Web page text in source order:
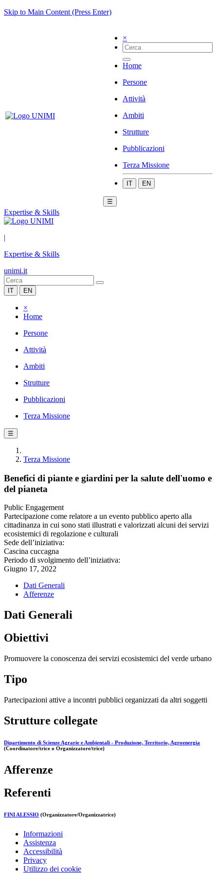
Skip to Main Content (Press Enter)
×
Home
Persone
Attività
Ambiti
Strutture
Pubblicazioni
Terza Missione
IT EN
☰
Expertise & Skills
|
Expertise & Skills
unimi.it
IT EN
×
Home
Persone
Attività
Ambiti
Strutture
Pubblicazioni
Terza Missione
☰
Terza Missione
Benefici di piante e giardini per la salute dell'uomo e
del pianeta
Public Engagement
Partecipazione come relatore a un evento pubblico aperto alla
cittadinanza in cui sono stati illustrati e valorizzati alcuni dei servizi
ecosistemici di regolazione e culturali
Sede dell’iniziativa:
Cascina cuccagna
Periodo di svolgimento dell’iniziativa:
Giugno 17, 2022
Dati Generali
Afferenze
Dati Generali
Obiettivi
Promuovere la conoscenza dei servizi ecosistemici del verde urbano
Tipo
Partecipazioni attive a incontri pubblici organizzati da altri soggetti
Strutture collegate
Dipartimento di Scienze Agrarie e Ambientali - Produzione, Territorio, Agroenergia
(Coordinatore/trice o Organizzatore/trice)
Afferenze
Referenti
FINI ALESSIO (Organizzatore/Organizzatrice)
Informazioni
Assistenza
Accessibilità
Privacy
Utilizzo dei cookie